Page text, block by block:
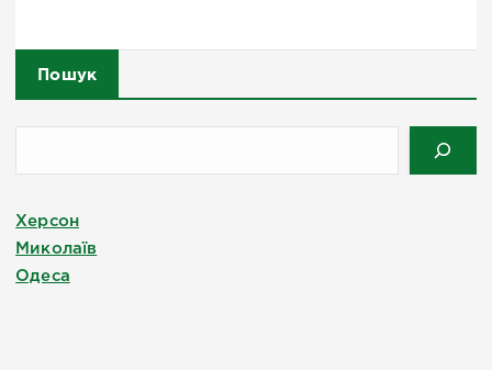
Пошук
Херсон
Миколаїв
Одеса